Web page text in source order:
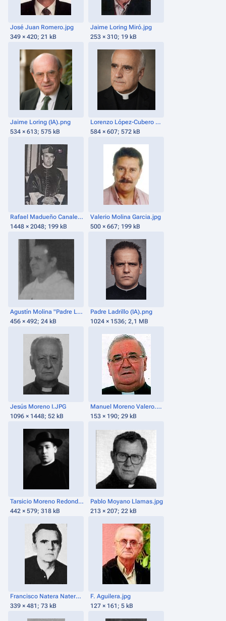
José Juan Romero.jpg
349 × 420; 21 kB
Jaime Loring Miró.jpg
253 × 310; 19 kB
Jaime Loring (IA).png
534 × 613; 575 kB
Lorenzo López-Cubero Giménez.png
584 × 607; 572 kB
Rafael Madueño Canales.jpeg
1448 × 2048; 199 kB
Valerio Molina Garcia.jpg
500 × 667; 199 kB
Agustín Molina "Padre Ladrillo".JPG
456 × 492; 24 kB
Padre Ladrillo (IA).png
1024 × 1536; 2,1 MB
Jesús Moreno I.JPG
1096 × 1448; 52 kB
Manuel Moreno Valero.bmp.jpg
153 × 190; 29 kB
Tarsicio Moreno Redondo.png
442 × 579; 318 kB
Pablo Moyano Llamas.jpg
213 × 207; 22 kB
Francisco Natera Natera.jpg
339 × 481; 73 kB
F. Aguilera.jpg
127 × 161; 5 kB